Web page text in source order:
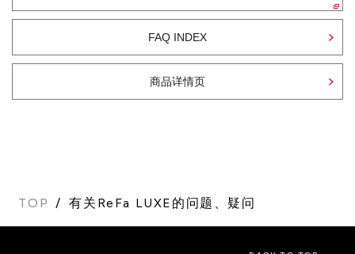
FAQ INDEX
商品详情页
TOP 有关ReFa LUXE的问题、疑问